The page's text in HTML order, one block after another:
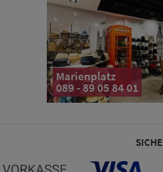
Marienplatz
089 - 89 05 84 01